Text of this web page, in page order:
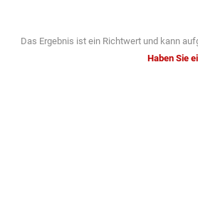
Das Ergebnis ist ein Richtwert und kann
Haben Sie